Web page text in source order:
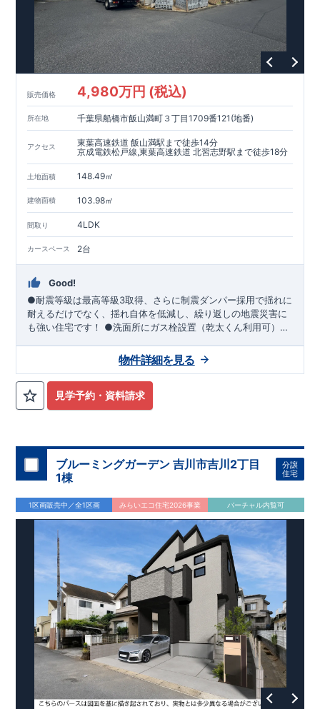
販売価格 4,980万円 (税込)
所在地 千葉県船橋市飯山満町３丁目1709番121(地番)
アクセス
東葉高速鉄道 飯山満駅まで徒歩14分
京成電鉄松戸線,東葉高速鉄道 北習志野駅まで徒歩18分
土地面積 148.49㎡
建物面積 103.98㎡
間取り 4LDK
カースペース 2台
Good!
●耐震等級は最高等級3取得、さらに制震ダンパー採用で揺れに
耐えるだけでなく、揺れ自体を低減し、繰り返しの地震災害に
も強い住宅です！ ●洗面所にガス栓設置（乾太くん利用可）・
等充実の設備！ ●ワイドバルコニー にはメリットがいっぱい
♪ ①洗濯物をまとめて干せます ②ガーデニングや読書な
どの趣味の場として活用、お子様の遊び場（砂遊び・プール
等）わんちゃんの遊び場などで活用も！ ③ 広々とした解放
感で日々の暮らしが豊かに♪
見学予約・資料請求
物件詳細を見る
ブルーミングガーデン 吉川市吉川2丁目
1棟
分譲
住宅
1区画販売中／全1区画 みらいエコ住宅2026事業 バーチャル内覧可